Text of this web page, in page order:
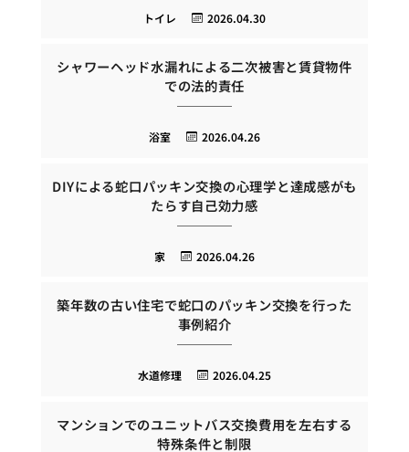
2026.04.30
トイレ
シャワーヘッド水漏れによる二次被害と賃貸物件
での法的責任
2026.04.26
浴室
DIYによる蛇口パッキン交換の心理学と達成感がも
たらす自己効力感
2026.04.26
家
築年数の古い住宅で蛇口のパッキン交換を行った
事例紹介
2026.04.25
水道修理
マンションでのユニットバス交換費用を左右する
特殊条件と制限